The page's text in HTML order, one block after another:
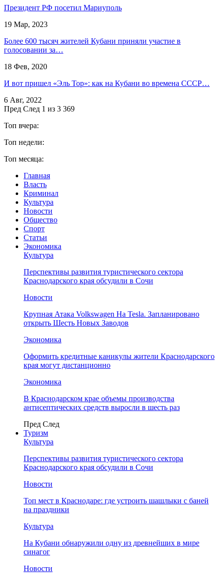
Президент РФ посетил Мариуполь
19 Мар, 2023
Более 600 тысяч жителей Кубани приняли участие в
голосовании за…
18 Фев, 2020
И вот пришел «Эль Тор»: как на Кубани во времена СССР…
6 Авг, 2022
Пред След 1 из 3 369
Топ вчера:
Топ недели:
Топ месяца:
Главная
Власть
Криминал
Культура
Новости
Общество
Спорт
Статьи
Экономика
Культура
Перспективы развития туристического сектора
Краснодарского края обсудили в Сочи
Новости
Крупная Атака Volkswagen На Tesla. Запланировано
открыть Шесть Новых Заводов
Экономика
Оформить кредитные каникулы жители Краснодарского
края могут дистанционно
Экономика
В Краснодарском крае объемы производства
антисептических средств выросли в шесть раз
Пред След
Туризм
Культура
Перспективы развития туристического сектора
Краснодарского края обсудили в Сочи
Новости
Топ мест в Краснодаре: где устроить шашлыки с баней
на праздники
Культура
На Кубани обнаружили одну из древнейших в мире
синагог
Новости